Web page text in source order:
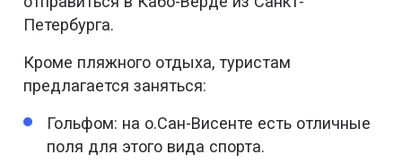
Петербурга.
Кроме пляжного отдыха, туристам
предлагается заняться:
Гольфом: на о.Сан-Висенте есть отличные
поля для этого вида спорта.